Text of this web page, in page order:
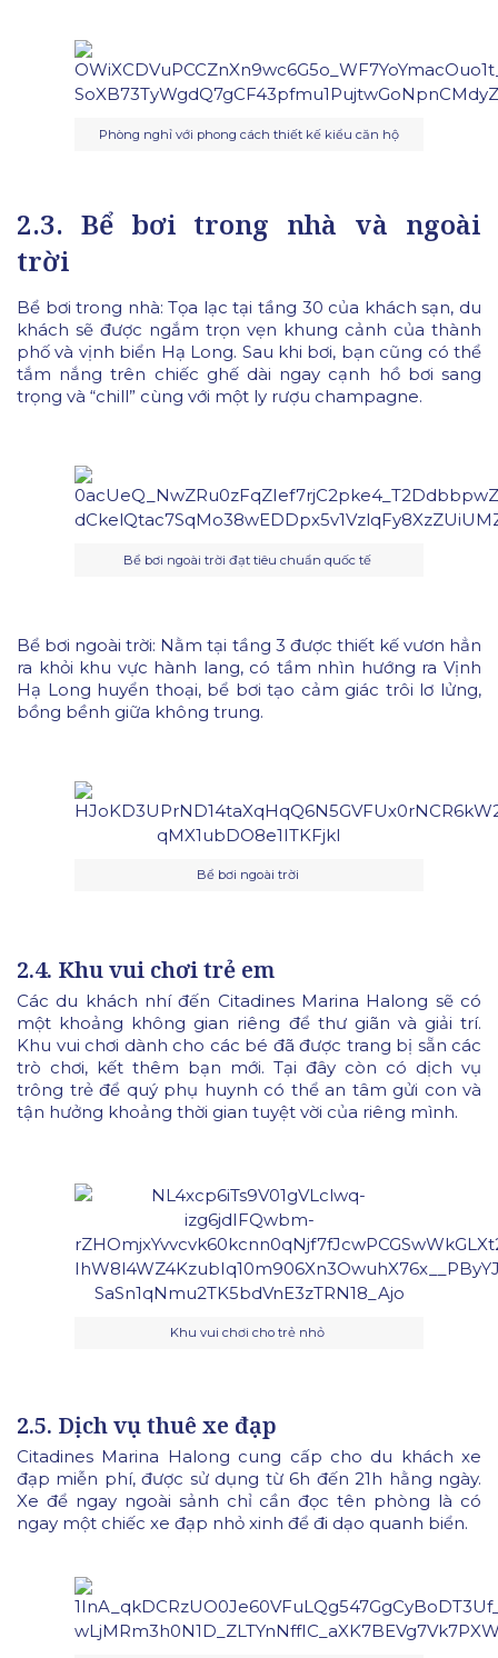
Phòng nghỉ với phong cách thiết kế kiểu căn hộ
2.3. Bể bơi trong nhà và ngoài
trời
Bể bơi trong nhà: Tọa lạc tại tầng 30 của khách sạn, du
khách sẽ được ngắm trọn vẹn khung cảnh của thành
phố và vịnh biển Hạ Long. Sau khi bơi, bạn cũng có thể
tắm nắng trên chiếc ghế dài ngay cạnh hồ bơi sang
trọng và “chill” cùng với một ly rượu champagne.
Bể bơi ngoài trời đạt tiêu chuẩn quốc tế
Bể bơi ngoài trời: Nằm tại tầng 3 được thiết kế vươn hẳn
ra khỏi khu vực hành lang, có tầm nhìn hướng ra Vịnh
Hạ Long huyển thoại, bể bơi tạo cảm giác trôi lơ lửng,
bồng bềnh giữa không trung.
Bể bơi ngoài trời
2.4. Khu vui chơi trẻ em
Các du khách nhí đến Citadines Marina Halong sẽ có
một khoảng không gian riêng để thư giãn và giải trí.
Khu vui chơi dành cho các bé đã được trang bị sẵn các
trò chơi, kết thêm bạn mới. Tại đây còn có dịch vụ
trông trẻ để quý phụ huynh có thể an tâm gửi con và
tận hưởng khoảng thời gian tuyệt vời của riêng mình.
Khu vui chơi cho trẻ nhỏ
2.5. Dịch vụ thuê xe đạp
Citadines Marina Halong cung cấp cho du khách xe
đạp miễn phí, được sử dụng từ 6h đến 21h hằng ngày.
Xe để ngay ngoài sảnh chỉ cần đọc tên phòng là có
ngay một chiếc xe đạp nhỏ xinh để đi dạo quanh biển.